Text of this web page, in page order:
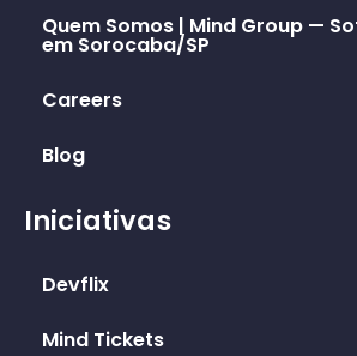
Quem Somos | Mind Group —
em Sorocaba/SP
Careers
Blog
Iniciativas
Devflix
Mind Tickets